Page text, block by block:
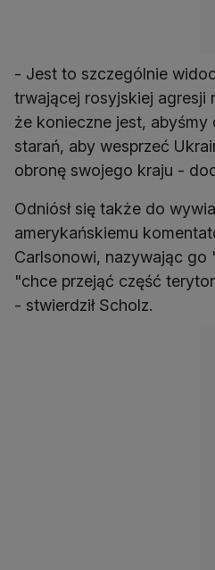
- Jest to szczególnie
trwającej rosyjskiej agresji
że konieczne jest, abyśmy
starań, aby wesprzeć
obronę swojego kraju -
Odniósł się także do
amerykańskiemu
Carlsonowi, nazywając go
"chce przejąć część
- stwierdził Scholz.